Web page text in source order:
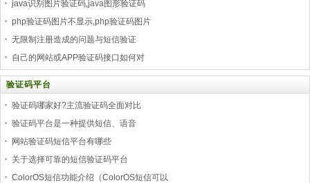
java识别图片验证码,java图形验证码
php验证码图片不显示,php验证码图片
无限制注册造成的问题与短信验证
自己的网站或APP验证码接口如何对
验证码平台
验证码哪家好?主流验证码全面对比
验证码平台是一种提供短信、语音
网站验证码短信平台有哪些
关于选择可靠的短信验证码平台
ColorOS短信功能介绍（ColorOS短信可以